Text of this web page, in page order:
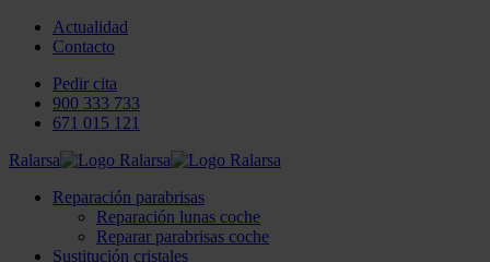
Actualidad
Contacto
Pedir cita
900 333 733
671 015 121
Ralarsa
Reparación parabrisas
Reparación lunas coche
Reparar parabrisas coche
Sustitución cristales